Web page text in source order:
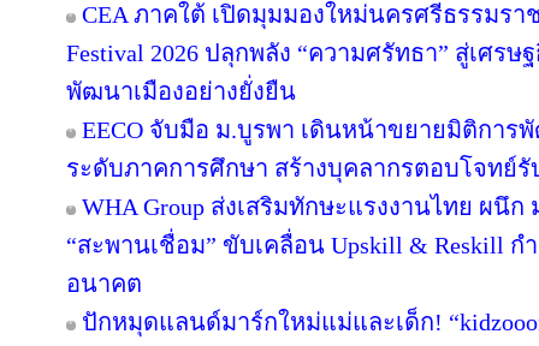
CEA ภาคใต้ เปิดมุมมองใหม่นครศรีธรรมรา
Festival 2026 ปลุกพลัง “ความศรัทธา” สู่เศร
พัฒนาเมืองอย่างยั่งยืน
EECO จับมือ ม.บูรพา เดินหน้าขยายมิติกา
ระดับภาคการศึกษา สร้างบุคลากรตอบโจทย์
WHA Group ส่งเสริมทักษะแรงงานไทย ผนึก
“สะพานเชื่อม” ขับเคลื่อน Upskill & Reskill
อนาคต
ปักหมุดแลนด์มาร์กใหม่แม่และเด็ก!